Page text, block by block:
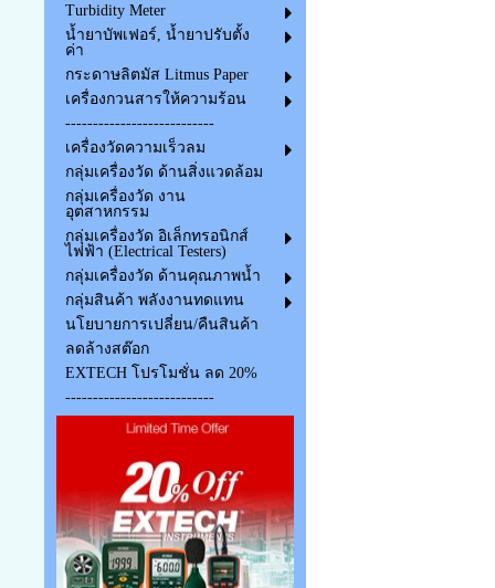
Turbidity Meter
น้ำยาบัพเฟอร์, น้ำยาปรับตั้ง
ค่า
กระดาษลิตมัส Litmus Paper
เครื่องกวนสารให้ความร้อน
---------------------------
เครื่องวัดความเร็วลม
กลุ่มเครื่องวัด ด้านสิ่งแวดล้อม
กลุ่มเครื่องวัด งาน
อุตสาหกรรม
กลุ่มเครื่องวัด อิเล็กทรอนิกส์
ไฟฟ้า (Electrical Testers)
กลุ่มเครื่องวัด ด้านคุณภาพน้ำ
กลุ่มสินค้า พลังงานทดแทน
นโยบายการเปลี่ยน/คืนสินค้า
ลดล้างสต๊อก
EXTECH โปรโมชั่น ลด 20%
---------------------------